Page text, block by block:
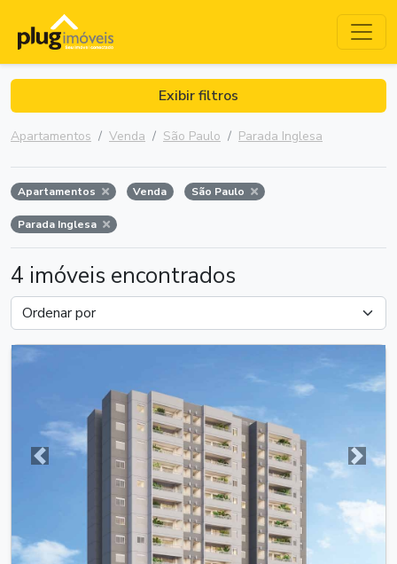
Exibir filtros
Apartamentos Venda São Paulo Parada Inglesa
Apartamentos Venda São Paulo
Parada Inglesa
4 imóveis encontrados
Anterior